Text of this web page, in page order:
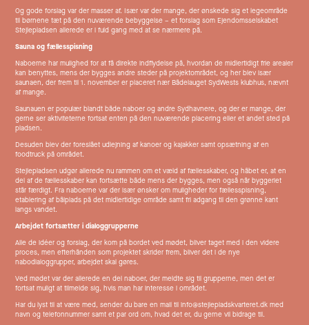
Og gode forslag var der masser af. Især var der mange, der ønskede sig et legeområde
til børnene tæt på den nuværende bebyggelse – et forslag som Ejendomsselskabet
Stejlepladsen allerede er i fuld gang med at se nærmere på.
Sauna og fællesspisning
Naboerne har mulighed for at få direkte indflydelse på, hvordan de midlertidigt frie arealer
kan benyttes, mens der bygges andre steder på projektområdet, og her blev især
saunaen, der frem til 1. november er placeret nær Bådelauget SydWests klubhus, nævnt
af mange.
Saunauen er populær blandt både naboer og andre Sydhavnere, og der er mange, der
gerne ser aktiviteterne fortsat enten på den nuværende placering eller et andet sted på
pladsen.
Desuden blev der foreslået udlejning af kanoer og kajakker samt opsætning af en
foodtruck på området.
Stejlepladsen udgør allerede nu rammen om et væld af fællesskaber, og håbet er, at en
del af de fællesskaber kan fortsætte både mens der bygges, men også når byggeriet
står færdigt. Fra naboerne var der især ønsker om muligheder for fællesspisning,
etablering af bålplads på det midlertidige område samt fri adgang til den grønne kant
langs vandet.
Arbejdet fortsætter i dialoggrupperne
Alle de idéer og forslag, der kom på bordet ved mødet, bliver taget med i den videre
proces, men efterhånden som projektet skrider frem, bliver det i de nye
nabodialoggrupper, arbejdet skal gøres.
Ved mødet var der allerede en del naboer, der meldte sig til grupperne, men det er
fortsat muligt at tilmelde sig, hvis man har interesse i området.
Har du lyst til at være med, sender du bare en mail tilinfo@stejlepladskvarteret.dk med
navn og telefonnummer samt et par ord om, hvad det er, du gerne vil bidrage til.